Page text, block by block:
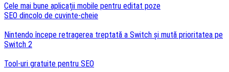
Cele mai bune aplicații mobile pentru editat poze
SEO dincolo de cuvinte-cheie
Nintendo începe retragerea treptată a Switch și mută prioritatea pe
Switch 2
Tool-uri gratuite pentru SEO